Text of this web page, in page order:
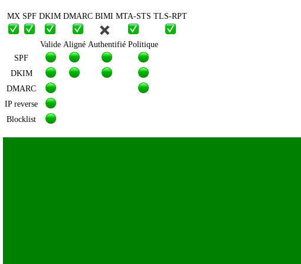
MX SPF DKIM DMARC BIMI MTA-STS TLS-RPT
Valide Aligné Authentifié Politique
SPF
DKIM
DMARC
IP reverse
Blocklist